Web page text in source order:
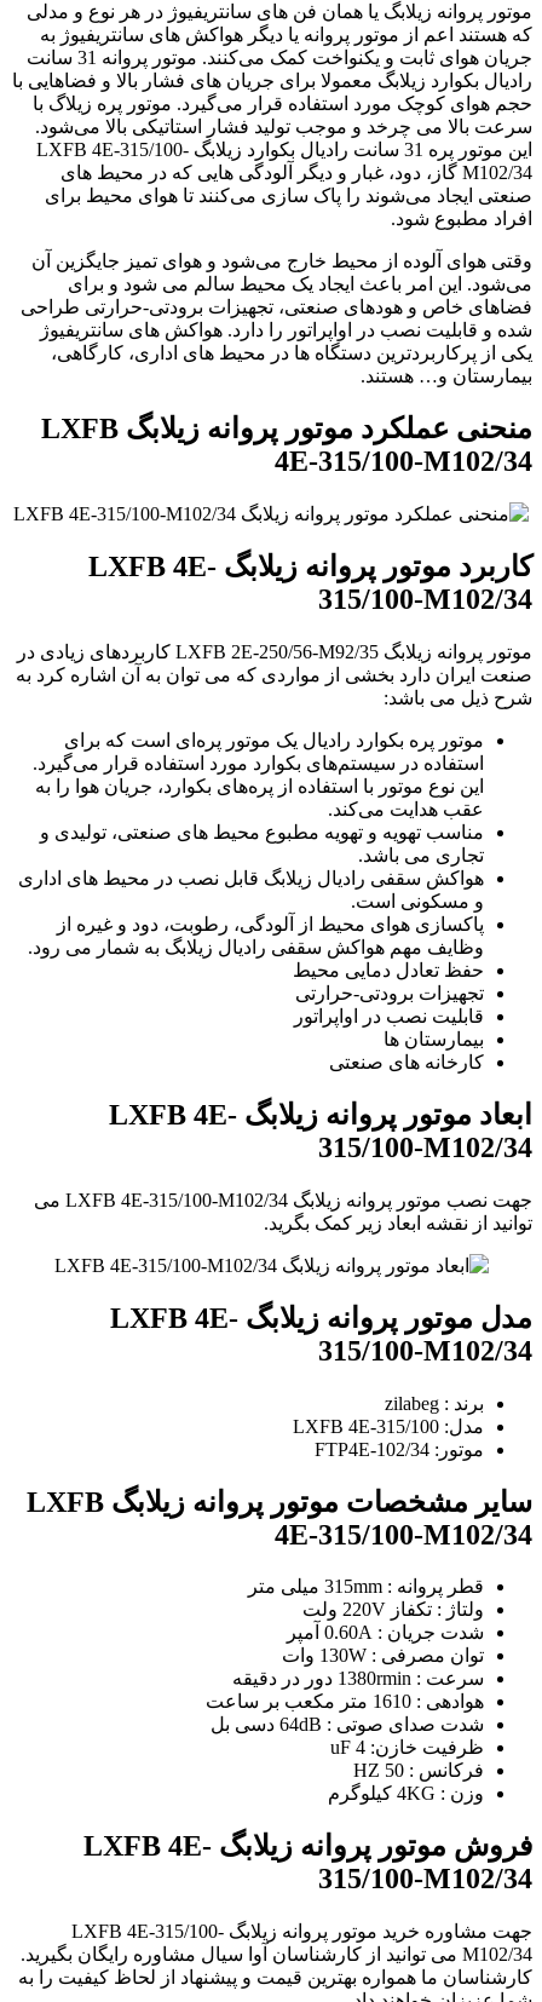
موتور پروانه زیلابگ یا همان فن های سانتریفیوژ در هر نوع و مدلی
که هستند اعم از موتور پروانه یا دیگر هواکش های سانتریفیوژ به
جریان هوای ثابت و یکنواخت کمک می‌کنند. موتور پروانه 31 سانت
رادیال بکوارد زیلابگ معمولا برای جریان های فشار بالا و فضاهایی با
حجم هوای کوچک مورد استفاده قرار می‌گیرد. موتور پره زیلاگ با
سرعت بالا می چرخد و موجب تولید فشار استاتیکی بالا می‌شود.
این موتور پره 31 سانت رادیال بکوارد زیلابگ LXFB 4E-315/100-
M102/34 گاز، دود، غبار و دیگر آلودگی هایی که در محیط های
صنعتی ایجاد می‌شوند را پاک سازی می‌کنند تا هوای محیط برای
افراد مطبوع شود.
وقتی هوای آلوده از محیط خارج می‌شود و هوای تمیز جایگزین آن
می‌شود. این امر باعث ایجاد یک محیط سالم می شود و برای
فضاهای خاص و هودهای صنعتی، تجهیزات برودتی-حرارتی طراحی
شده و قابلیت نصب در اواپراتور را دارد. هواکش های سانتریفیوژ
یکی از پرکاربردترین دستگاه ها در محیط های اداری، کارگاهی،
بیمارستان و… هستند.
منحنی عملکرد موتور پروانه زیلابگ LXFB
4E-315/100-M102/34
کاربرد موتور پروانه زیلابگ LXFB 4E-
315/100-M102/34
موتور پروانه زیلابگ LXFB 2E-250/56-M92/35 کاربردهای زیادی در
صنعت ایران دارد بخشی از مواردی که می توان به آن اشاره کرد به
شرح ذیل می باشد:
موتور پره بکوارد رادیال یک موتور پره‌ای است که برای
استفاده در سیستم‌های بکوارد مورد استفاده قرار می‌گیرد.
این نوع موتور با استفاده از پره‌های بکوارد، جریان هوا را به
عقب هدایت می‌کند.
مناسب تهویه و تهویه مطبوع محیط های صنعتی، تولیدی و
تجاری می باشد.
هواکش سقفی رادیال زیلابگ قابل نصب در محیط های اداری
و مسکونی است.
پاکسازی هوای محیط از آلودگی، رطوبت، دود و غیره از
وظایف مهم هواکش سقفی رادیال زیلابگ به شمار می رود.
حفظ تعادل دمایی محیط
تجهیزات برودتی-حرارتی
قابلیت نصب در اواپراتور
بیمارستان ها
کارخانه های صنعتی
ابعاد موتور پروانه زیلابگ LXFB 4E-
315/100-M102/34
جهت نصب موتور پروانه زیلابگ LXFB 4E-315/100-M102/34 می
توانید از نقشه ابعاد زیر کمک بگرید.
مدل موتور پروانه زیلابگ LXFB 4E-
315/100-M102/34
برند : zilabeg
مدل: LXFB 4E-315/100
موتور: FTP4E-102/34
سایر مشخصات موتور پروانه زیلابگ LXFB
4E-315/100-M102/34
قطر پروانه : 315mm میلی متر
ولتاژ : تکفاز 220V ولت
شدت جریان : 0.60A آمپر
توان مصرفی : 130W وات
سرعت : 1380rmin دور در دقیقه
هوادهی : 1610 متر مکعب بر ساعت
شدت صدای صوتی : 64dB دسی بل
ظرفیت خازن: 4 uF
فرکانس : 50 HZ
وزن : 4KG کیلوگرم
فروش موتور پروانه زیلابگ LXFB 4E-
315/100-M102/34
جهت مشاوره خرید موتور پروانه زیلابگ LXFB 4E-315/100-
M102/34 می توانید از کارشناسان آوا سیال مشاوره رایگان بگیرید.
کارشناسان ما همواره بهترین قیمت و پیشنهاد از لحاظ کیفیت را به